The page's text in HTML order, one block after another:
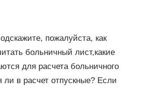
пожалуйста, как
больничный лист,какие
для расчета больничного
ли в расчет отпускные? Если